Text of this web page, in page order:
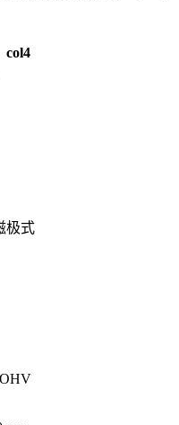
col4
极式